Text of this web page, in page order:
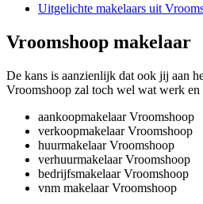
Uitgelichte makelaars uit
Vroomshoop makelaar
De kans is aanzienlijk dat ook jij aan
Vroomshoop zal toch wel wat werk en
aankoopmakelaar Vroomshoop
verkoopmakelaar Vroomshoop
huurmakelaar Vroomshoop
verhuurmakelaar Vroomshoop
bedrijfsmakelaar Vroomshoop
vnm makelaar Vroomshoop